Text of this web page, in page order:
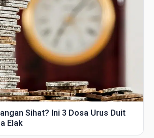
Sihat? Ini 3 Dosa Urus Duit
Elak